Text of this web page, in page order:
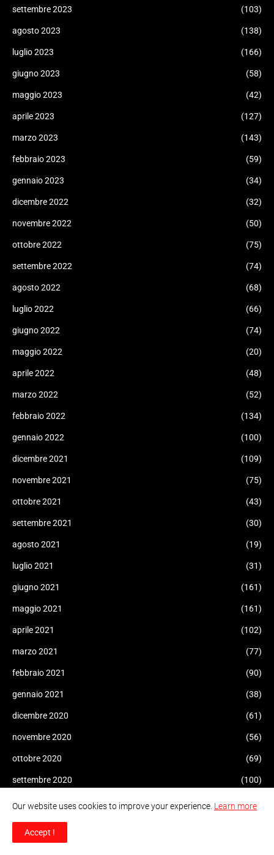
settembre 2023 (103)
agosto 2023 (138)
luglio 2023 (166)
giugno 2023 (58)
maggio 2023 (42)
aprile 2023 (127)
marzo 2023 (143)
febbraio 2023 (59)
gennaio 2023 (34)
dicembre 2022 (32)
novembre 2022 (50)
ottobre 2022 (75)
settembre 2022 (74)
agosto 2022 (68)
luglio 2022 (66)
giugno 2022 (74)
maggio 2022 (20)
aprile 2022 (48)
marzo 2022 (52)
febbraio 2022 (134)
gennaio 2022 (100)
dicembre 2021 (109)
novembre 2021 (75)
ottobre 2021 (43)
settembre 2021 (30)
agosto 2021 (19)
luglio 2021 (31)
giugno 2021 (161)
maggio 2021 (161)
aprile 2021 (102)
marzo 2021 (77)
febbraio 2021 (90)
gennaio 2021 (38)
dicembre 2020 (61)
novembre 2020 (56)
ottobre 2020 (69)
settembre 2020 (100)
agosto 2020
luglio 2020
giugno 2020
Our website uses cookies to improve your experience. Learn more
Accept !